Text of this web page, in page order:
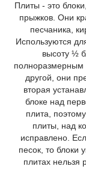
Плиты - это
прыжков. Они
песчаника,
Используются
высоту ½
полноразмерным
другой, они
вторая
блоке над
плита,
плиты, над
исправлено.
песок, то блоки
плитах